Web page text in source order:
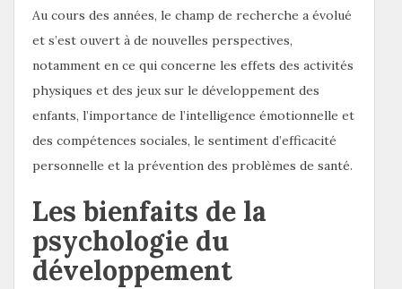
Au cours des années, le champ de recherche a évolué
et s’est ouvert à de nouvelles perspectives,
notamment en ce qui concerne les effets des activités
physiques et des jeux sur le développement des
enfants, l’importance de l’intelligence émotionnelle et
des compétences sociales, le sentiment d’efficacité
personnelle et la prévention des problèmes de santé.
Les bienfaits de la
psychologie du
développement